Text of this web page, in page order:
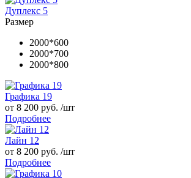
Дуплекс 5
Размер
2000*600
2000*700
2000*800
Графика 19
от 8 200 руб. /шт
Подробнее
Лайн 12
от 8 200 руб. /шт
Подробнее